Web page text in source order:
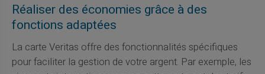
Réaliser des économies grâce à des
fonctions adaptées
La carte Veritas offre des fonctionnalités spécifiques
pour faciliter la gestion de votre argent. Par exemple, les